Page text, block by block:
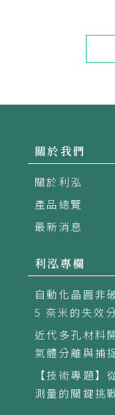
關於我們
關於利泓
產品總覽
最新消息
利泓專欄
自動化晶圓非
5 奈米的失效
近代多孔材料
氣體分離與捕
【技術專題
測量的關鍵挑